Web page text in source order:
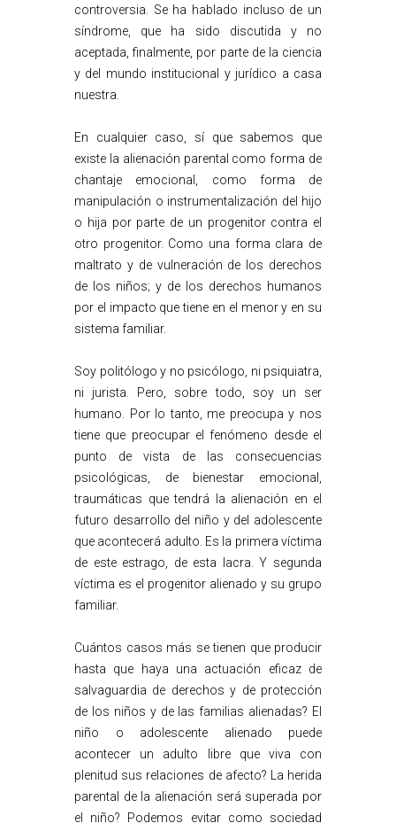
controversia. Se ha hablado incluso de un
síndrome, que ha sido discutida y no
aceptada, finalmente, por parte de la ciencia
y del mundo institucional y jurídico a casa
nuestra.
En cualquier caso, sí que sabemos que
existe la alienación parental como forma de
chantaje emocional, como forma de
manipulación o instrumentalización del hijo
o hija por parte de un progenitor contra el
otro progenitor. Como una forma clara de
maltrato y de vulneración de los derechos
de los niños; y de los derechos humanos
por el impacto que tiene en el menor y en su
sistema familiar.
Soy politólogo y no psicólogo, ni psiquiatra,
ni jurista. Pero, sobre todo, soy un ser
humano. Por lo tanto, me preocupa y nos
tiene que preocupar el fenómeno desde el
punto de vista de las consecuencias
psicológicas, de bienestar emocional,
traumáticas que tendrá la alienación en el
futuro desarrollo del niño y del adolescente
que acontecerá adulto. Es la primera víctima
de este estrago, de esta lacra. Y segunda
víctima es el progenitor alienado y su grupo
familiar.
Cuántos casos más se tienen que producir
hasta que haya una actuación eficaz de
salvaguardia de derechos y de protección
de los niños y de las familias alienadas? El
niño o adolescente alienado puede
acontecer un adulto libre que viva con
plenitud sus relaciones de afecto? La herida
parental de la alienación será superada por
el niño? Podemos evitar como sociedad